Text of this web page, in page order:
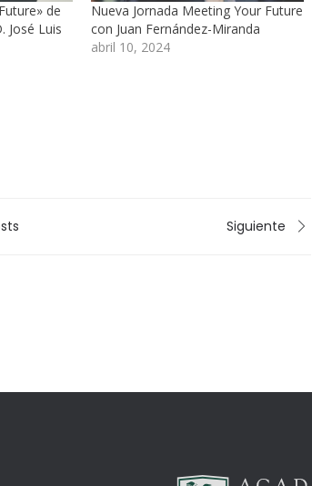
de
José Luis
Nueva Jornada Meeting Your Future
con Juan Fernández-Miranda
abril 10, 2024
Siguiente